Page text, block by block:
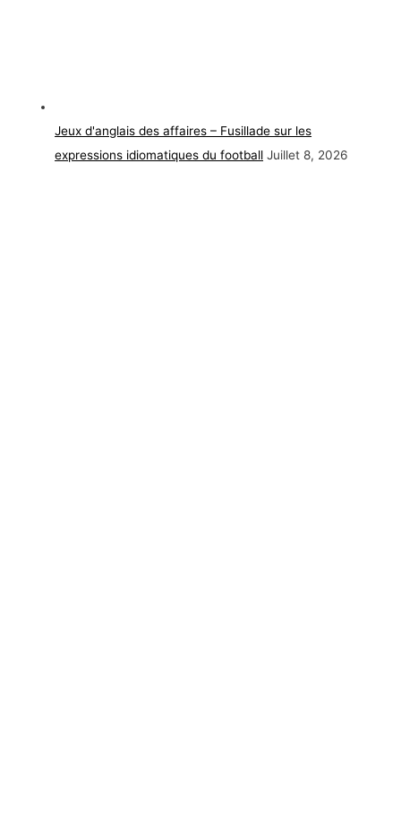
Jeux d'anglais des affaires – Fusillade sur les
expressions idiomatiques du football Juillet 8, 2026